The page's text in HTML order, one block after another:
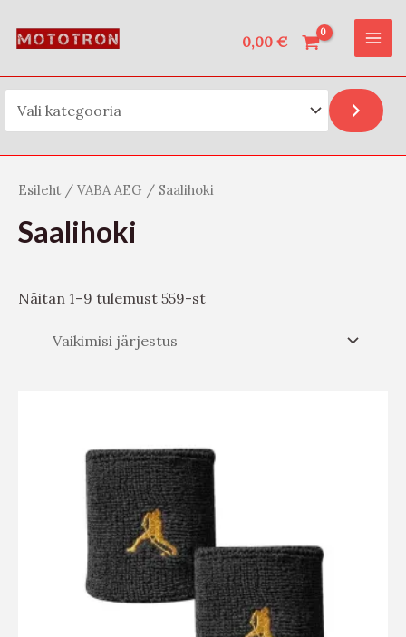
0,00 €
t
s
Esileht / VABA AEG / Saalihoki
Saalihoki
Näitan 1–9 tulemust 559-st